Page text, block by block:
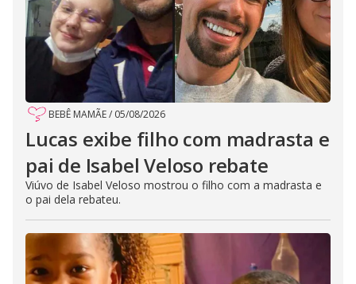
BEBÊ MAMÃE/ 05/08/2026
Lucas exibe filho com madrasta e
pai de Isabel Veloso rebate
Viúvo de Isabel Veloso mostrou o filho com a madrasta e
o pai dela rebateu.